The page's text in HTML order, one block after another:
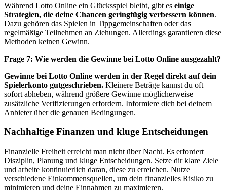
Während Lotto Online ein Glücksspiel bleibt, gibt es einige
Strategien, die deine Chancen geringfügig verbessern können.
Dazu gehören das Spielen in Tippgemeinschaften oder das
regelmäßige Teilnehmen an Ziehungen. Allerdings garantieren diese
Methoden keinen Gewinn.
Frage 7: Wie werden die Gewinne bei Lotto Online ausgezahlt?
Gewinne bei Lotto Online werden in der Regel direkt auf dein
Spielerkonto gutgeschrieben. Kleinere Beträge kannst du oft
sofort abheben, während größere Gewinne möglicherweise
zusätzliche Verifizierungen erfordern. Informiere dich bei deinem
Anbieter über die genauen Bedingungen.
Nachhaltige Finanzen und kluge Entscheidungen
Finanzielle Freiheit erreicht man nicht über Nacht. Es erfordert
Disziplin, Planung und kluge Entscheidungen. Setze dir klare Ziele
und arbeite kontinuierlich daran, diese zu erreichen. Nutze
verschiedene Einkommensquellen, um dein finanzielles Risiko zu
minimieren und deine Einnahmen zu maximieren.